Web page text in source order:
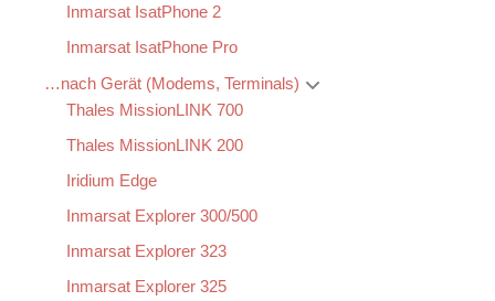
Inmarsat IsatPhone 2
Inmarsat IsatPhone Pro
…nach Gerät (Modems, Terminals)
Thales MissionLINK 700
Thales MissionLINK 200
Iridium Edge
Inmarsat Explorer 300/500
Inmarsat Explorer 323
Inmarsat Explorer 325